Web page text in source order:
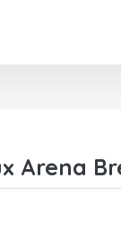
Arena